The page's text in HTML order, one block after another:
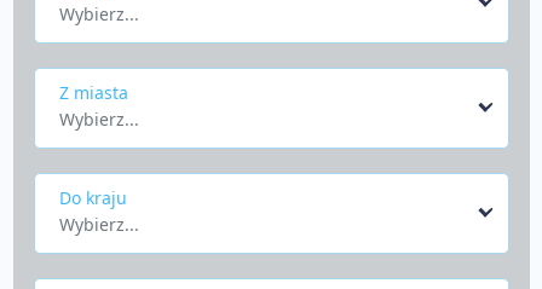
Wybierz...
Z miasta
Wybierz...
Do kraju
Wybierz...